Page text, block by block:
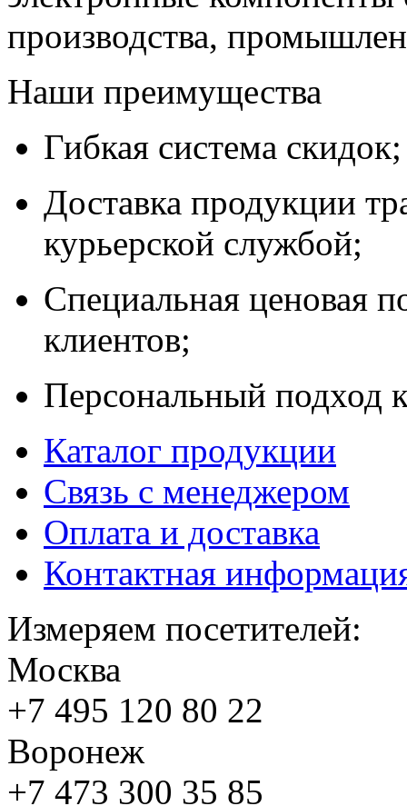
производства,
Наши преимущества
Гибкая система скидок;
Доставка продукции
курьерской службой;
Специальная ценовая
клиентов;
Персональный подход
Каталог продукции
Связь с менеджером
Оплата и доставка
Контактная
Измеряем посетителей:
Москва
+7 495 120 80 22
Воронеж
+7 473 300 35 85